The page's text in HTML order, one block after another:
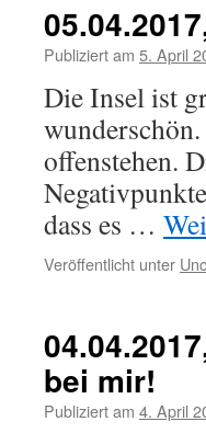
Publiziert am 5. April
Die Insel ist
offenstehen.
dass es …
Veröffentlicht unter
bei mir!
Publiziert am 4. April